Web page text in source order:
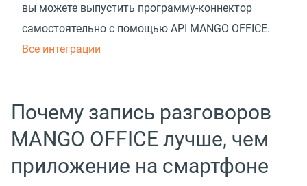
вы можете выпустить программу-коннектор
самостоятельно с помощью API MANGO OFFICE.
Все интеграции
Почему запись разговоров
MANGO OFFICE лучше, чем
приложение на смартфоне